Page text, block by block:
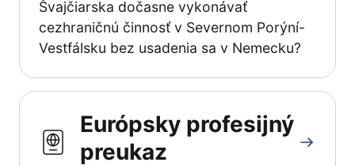
Švajčiarska dočasne vykonávať
cezhraničnú činnosť v Severnom Porýní-
Vestfálsku bez usadenia sa v Nemecku?
Európsky profesijný
preukaz